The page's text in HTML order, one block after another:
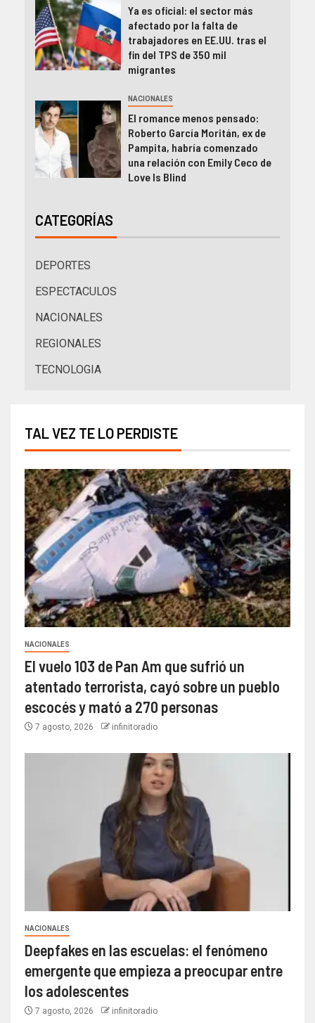
Ya es oficial: el sector más
afectado por la falta de
trabajadores en EE.UU. tras el
fin del TPS de 350 mil
migrantes
NACIONALES
El romance menos pensado:
Roberto García Moritán, ex de
Pampita, habría comenzado
una relación con Emily Ceco de
Love Is Blind
CATEGORÍAS
DEPORTES
ESPECTACULOS
NACIONALES
REGIONALES
TECNOLOGIA
TAL VEZ TE LO PERDISTE
NACIONALES
El vuelo 103 de Pan Am que sufrió un
atentado terrorista, cayó sobre un pueblo
escocés y mató a 270 personas
7 agosto, 2026 infinitoradio
NACIONALES
Deepfakes en las escuelas: el fenómeno
emergente que empieza a preocupar entre
los adolescentes
7 agosto, 2026 infinitoradio